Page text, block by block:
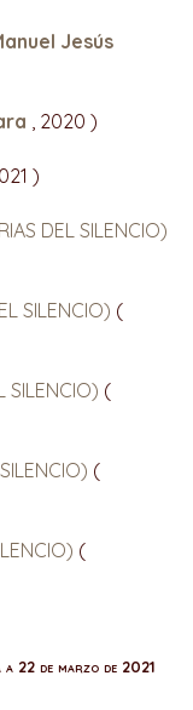
Jesús
, 2020 )
)
DEL SILENCIO)
SILENCIO) (
SILENCIO) (
(
(
22 de marzo de 2021